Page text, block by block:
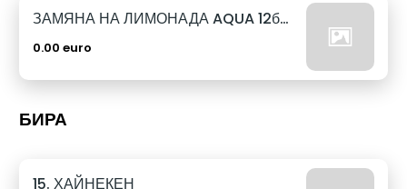
ЗАМЯНА НА ЛИМОНАДА AQUA 12бр. - 500мл
0.00 euro
БИРА
15. ХАЙНЕКЕН